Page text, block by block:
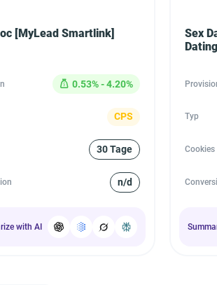
[MyLead Smartlink]
0.53% - 4.20%
CPS
30 Tage
n/d
with AI
Sex
Typ
Cookies